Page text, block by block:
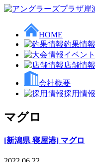
HOME
釣果情報
イベント
店舗情報
会社概要
採用情報
マグロ
[新潟県 寝屋港] マグロ